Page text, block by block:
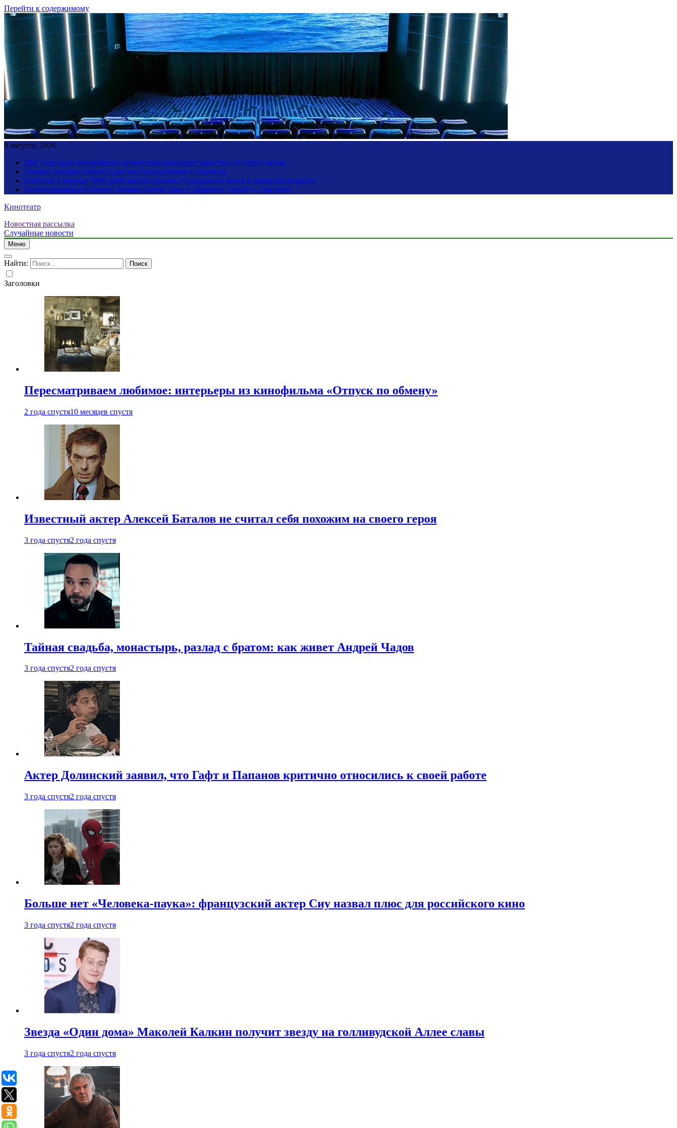
Перейти к содержимому
8 августа, 2026
JIM: пересадка микробиоты кишечника повышает качество сна через месяц
Ученые связали климат с ростом плоскостопия и сколиоза
Питание в первые 1000 дней жизни связали со здоровьем мозга в пожилом возрасте
Малоподвижность ломает химию клеток даже у здоровых людей — биологи
Кинотеатр
Новостная рассылка
Случайные новости
Меню
Найти:
Заголовки
Пересматриваем любимое: интерьеры из кинофильма «Отпуск по обмену»
2 года спустя10 месяцев спустя
Известный актер Алексей Баталов не считал себя похожим на своего героя
3 года спустя2 года спустя
Тайная свадьба, монастырь, разлад с братом: как живет Андрей Чадов
3 года спустя2 года спустя
Актер Долинский заявил, что Гафт и Папанов критично относились к своей работе
3 года спустя2 года спустя
Больше нет «Человека-паука»: французский актер Сиу назвал плюс для российского кино
3 года спустя2 года спустя
Звезда «Один дома» Маколей Калкин получит звезду на голливудской Аллее славы
3 года спустя2 года спустя